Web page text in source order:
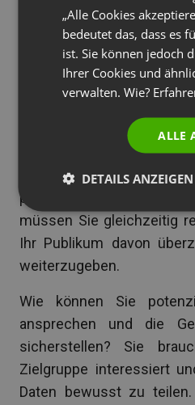
einfach. Der Markt
mit Marketingbotschaften
ihre Daten nur ungern
achten mehr als 90 %
Datenschutz, und 88 %
mit den akzeptierten
Einwilligungen vertraut
potenzielle Kunden um
müssen Sie gleichzeitig
Ihr Publikum davon
weiterzugeben.
Wie können Sie
ansprechen und die
sicherstellen? Sie
Zielgruppe interessiert
Daten bewusst zu
„Alle Cookies
bedeutet das, dass es
ist. Sie können jedoch
Ihrer Cookies und
verwalten. Wie?
ALLE
DETAILS ANZEIGEN